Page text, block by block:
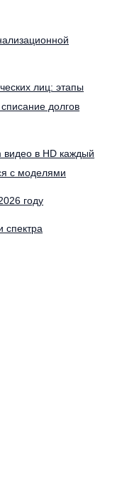
лиц: этапы
долгов
видео в HD каждый
с моделями
году
спектра